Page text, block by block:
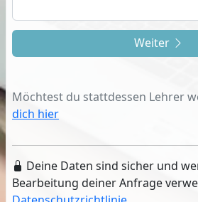
Weiter
Möchtest du stattdessen Lehrer
dich hier
Deine Daten sind sicher und
Bearbeitung deiner Anfrage